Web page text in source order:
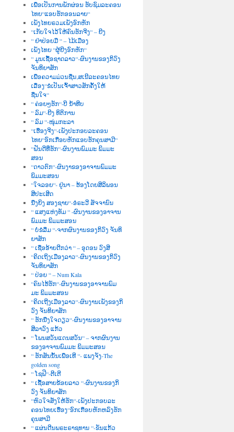
ເພື່ອເປັນການພັກຜ່ອນ ຮັບຊົມລະຄອນ
ໄທຍ“ແອບຮັກອອນລາຍ“
ເພັງໄທຍຣວມເພັງອົກຫັກ
“ເກັບໃຈໄວ້ໃຫ້ຄົນຮັກຈີງ“ – ຍີງ
“ ຢ່າປ່ອຍມື “ – ໄມ້ເມືອງ
ເພັງໄທຍ “ຜູ້ຍີງອົກຫັກ“
“ ມູນເຊື້ອຊາດລາວ“-ຜົນງານຂອງກິວົງ
ຈັນທິຍາສັກ
ເພື່ອຄວາມມ່ວນຊື່ນ,ສເນີລະຄອນໄທຍ
ເລື່ອງ“ຂໍເປັນເຈົ້າສາວສັກຄັ້ງໃຫ້
ຊື່ນໃຈ“
“ ຄ່ອຍໆຮັກ“-ບີ ນໍ້າທີບ
“ ລົມ“-ຍີງ ທິຕິການ
“ ລົມ “-ໜຸ່ມກະລາ
“ເຮື່ອງຈີງ“-ເພັງປະກອບລະຄອນ
ໄທຍ“ອົກເກືອບຫັກແອບຮັກຄຸນສາມີ“
“ຝັນດີທີ່ຮັກ“-ຜົນງານພົມມະ ພິມມະ
ສອນ
“ດາວຕົກ“-ຜົນງາຂອງອາຈານພົມມະ
ພິມມະສອນ
“ໃຈລອຍ“- ຢູ່ນາ – ຮ້ອງໂດຍສີລິພອນ
ສີປະເສີດ
ນື່ງຍິງ ສອງຊາຍ“-ອໍຣະວີ ສັຈຈານົນ
“ ແສງແຫ່ງທັມ “ -ຜົນງານຂອງອາຈານ
ພົມມະ ພິມມະສອນ
“ ບໍ່ຂໍລືມ “-ຈາກຜົນງານຂອງກິວົງ ຈັນທິ
ຍາສັກ
“ ເຊື່ອອ້າຍດີກວ່າ “ – ອຸດອນ ວົງສີ
“ຄິດເຖິງເມືອງລາວ“-ຜົນງານຂອງກິວົງ
ຈັນທິຍາສັກ
“ ປ່ອຍ “ – Num Kala
“ຄົນໄຮ້ຮັກ“-ຜົນງານຂອງອາຈານພົມ
ມະ ພິມມະສອນ
“ຄິດເຖີງເມືອງລາວ“-ຜົນງານເພັງຂອງກິ
ວົງ ຈັນທິຍາສັກ
“ ຮັກນື່ງໃຈດຽວ“-ຜົນງານຂອງອາຈານ
ສີລາວົງ ແກ້ວ
“ ໂພນສວັນແດນສວັນ“ – ຈາກຜົນງານ
ຂອງອາຈານພົມມະ ພິມມະສອນ
“ ຮັກສັນນັ້ນເພື່ອເທີ “- ແພງຈັງ-The
golden song
“ ໂຊຟີ“-ຕີເຕີ
“ ເຊື້ອສາຍຂ້ອຍລາວ “-ຜົນງານຂອງກິ
ວົງ ຈັນທິຍາສັກ
“ຫົວໃຈສັ່ງໃຫ້ຮັກ“-ເພັງປະກອບລະ
ຄອນໄທຍເຮື່ອງ“ອົກເກືອບຫັກຫລົງຮັກ
ຄຸນສາມີ
“ ແຜ່ນດີນພຣະຣາຊທານ “-ຂັນແກ້ວ